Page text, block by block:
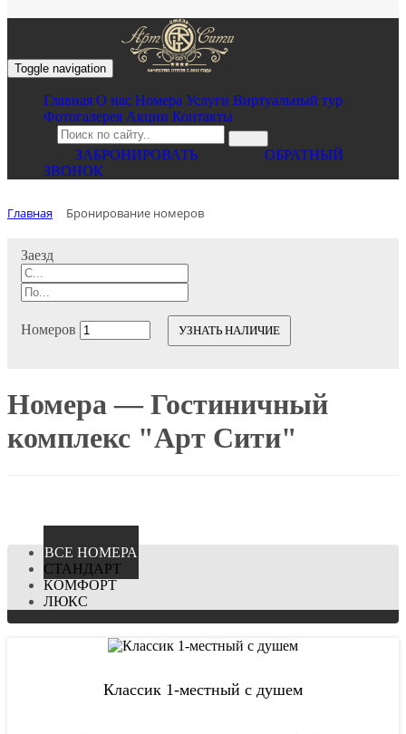
Toggle navigation
Главная O нас Номера Услуги Виртуальный тур
Фотогалерея Акции Контакты
ЗАБРОНИРОВАТЬ
ОБРАТНЫЙ
ЗВОНОК
Главная Бронирование номеров
Заезд
Номеров УЗНАТЬ НАЛИЧИЕ
Номера — Гостиничный
комплекс "Арт Сити"
ВCЕ НОМЕРА
СТАНДАРТ
КОМФОРТ
ЛЮКС
Классик 1-местный с душем